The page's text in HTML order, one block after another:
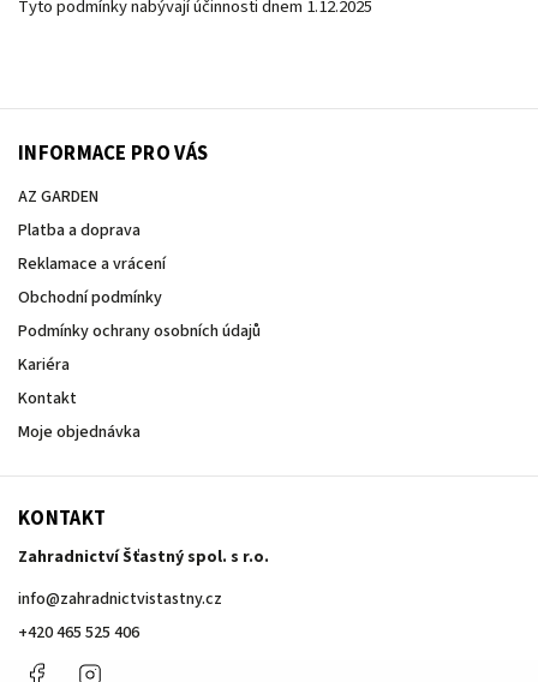
Tyto podmínky nabývají účinnosti dnem 1.12.2025
INFORMACE PRO VÁS
AZ GARDEN
Platba a doprava
Reklamace a vrácení
Obchodní podmínky
Podmínky ochrany osobních údajů
Kariéra
Kontakt
Moje objednávka
KONTAKT
Zahradnictví Šťastný spol. s r.o.
info@zahradnictvistastny.cz
+420 465 525 406
Facebook